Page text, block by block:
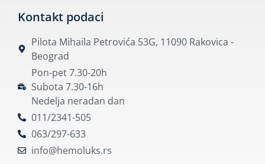
Kontakt podaci
Pilota Mihaila Petrovića 53G, 11090 Rakovica -
Beograd
Pon-pet 7.30-20h
Subota 7.30-16h
Nedelja neradan dan
011/2341-505
063/297-633
info@hemoluks.rs